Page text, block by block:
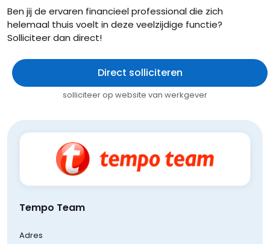
Ben jij de ervaren financieel professional die zich
helemaal thuis voelt in deze veelzijdige functie?
Solliciteer dan direct!
Direct solliciteren
solliciteer op website van werkgever
Tempo Team
Adres